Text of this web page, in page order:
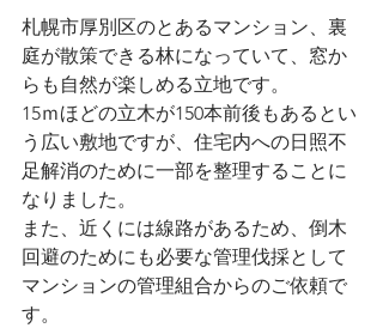
札幌市厚別区のとあるマンション、裏
庭が散策できる林になっていて、窓か
らも自然が楽しめる立地です。
15ｍほどの立木が150本前後もあるとい
う広い敷地ですが、住宅内への日照不
足解消のために一部を整理することに
なりました。
また、近くには線路があるため、倒木
回避のためにも必要な管理伐採として
マンションの管理組合からのご依頼で
す。